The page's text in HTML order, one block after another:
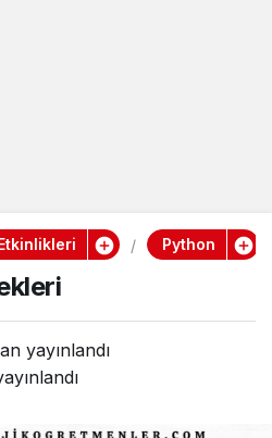
Python
yayınlandı